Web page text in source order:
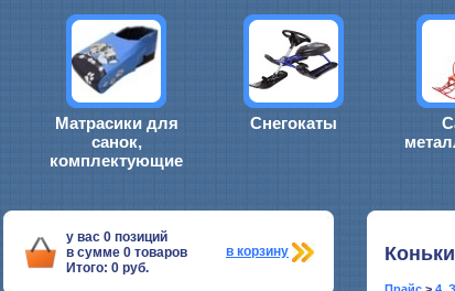
Матрасики для
санок,
комплектующие
Снегокаты
у вас 0 позиций
в сумме 0 товаров
Итого: 0 руб.
в корзину